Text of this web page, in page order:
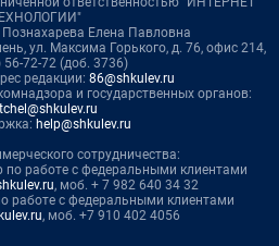
Елена Павловна
ул. Максима Горького, д. 76, офис 214,
56-72-72 (доб. 3736)
редакции: 86@shkulev.ru
и государственных органов:
help@shkulev.ru
сотрудничества:
работе с федеральными клиентами
, моб. + 7 982 640 34 32
работе с федеральными клиентами
, моб. +7 910 402 4056